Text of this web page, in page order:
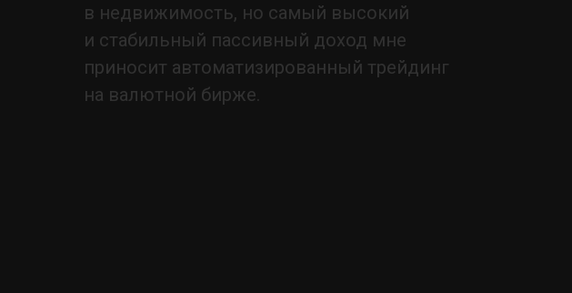
в недвижимость, но самый высокий
и стабильный пассивный доход мне
приносит автоматизированный трейдинг
на валютной бирже.